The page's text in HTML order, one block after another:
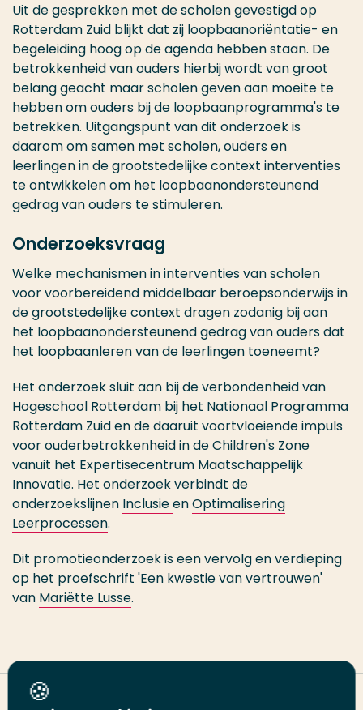
Uit de gesprekken met de scholen gevestigd op
Rotterdam Zuid blijkt dat zij loopbaanoriëntatie- en
begeleiding hoog op de agenda hebben staan. De
betrokkenheid van ouders hierbij wordt van groot
belang geacht maar scholen geven aan moeite te
hebben om ouders bij de loopbaanprogramma's te
betrekken. Uitgangspunt van dit onderzoek is
daarom om samen met scholen, ouders en
leerlingen in de grootstedelijke context interventies
te ontwikkelen om het loopbaanondersteunend
gedrag van ouders te stimuleren.
Onderzoeksvraag
Welke mechanismen in interventies van scholen
voor voorbereidend middelbaar beroepsonderwijs in
de grootstedelijke context dragen zodanig bij aan
het loopbaanondersteunend gedrag van ouders dat
het loopbaanleren van de leerlingen toeneemt?
Het onderzoek sluit aan bij de verbondenheid van
Hogeschool Rotterdam bij het Nationaal Programma
Rotterdam Zuid en de daaruit voortvloeiende impuls
voor ouderbetrokkenheid in de Children's Zone
vanuit het Expertisecentrum Maatschappelijk
Innovatie. Het onderzoek verbindt de
onderzoekslijnen InclusieenOptimalisering
Leerprocessen.
Dit promotieonderzoek is een vervolg en verdieping
op het proefschrift 'Een kwestie van vertrouwen'
van Mariëtte Lusse.
Deel deze pagina